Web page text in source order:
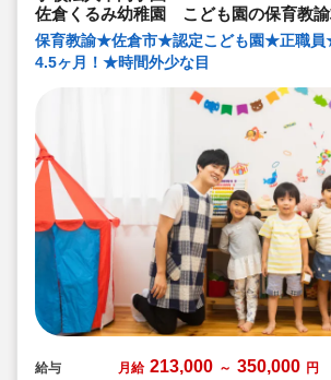
佐倉くるみ幼稚園 こども園の保育教諭
保育教諭★佐倉市★認定こども園★正職
4.5ヶ月！★時間外少な目
給与 月給 213,000 ～ 350,000 円